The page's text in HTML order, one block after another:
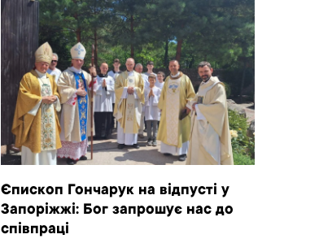
Єпископ Гончарук на відпусті у
Запоріжжі: Бог запрошує нас до
співпраці